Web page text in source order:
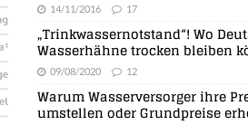
14/11/2016 17
„Trinkwassernotstand“! Wo
Wasserhähne trocken bleiben
09/08/2020 12
Warum Wasserversorger ihre
umstellen oder Grundpreise